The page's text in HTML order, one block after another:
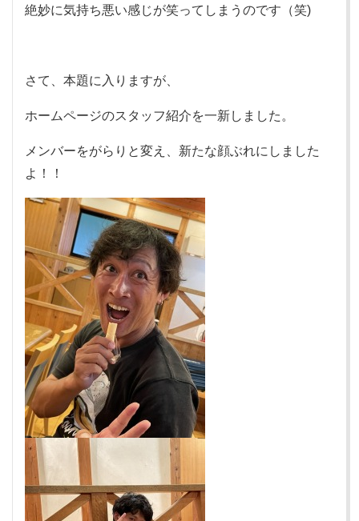
絶妙に気持ち悪い感じが笑ってしまうのです（笑)
さて、本題に入りますが、
ホームページのスタッフ紹介を一新しました。
メンバーをがらりと変え、新たな顔ぶれにしました
よ！！